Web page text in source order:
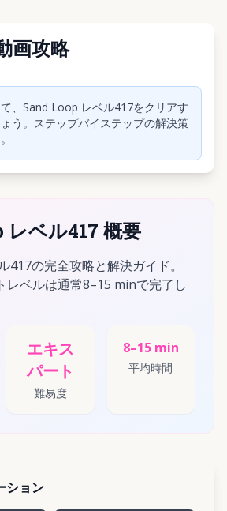
画攻略
リックして動画を再生
、Sand Loop レベル417をクリアす
う。ステップバイステップの解決策
ベル417 概要
417の完全攻略と解決ガイド。
レベルは通常8–15 minで完了し
エキス
パート
難易度
8–15 min
平均時間
ション